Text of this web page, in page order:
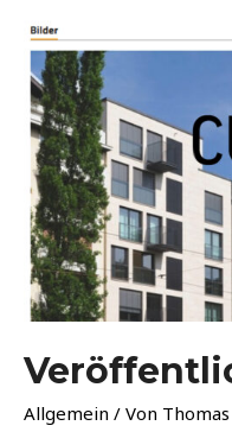
Allgemein / Von